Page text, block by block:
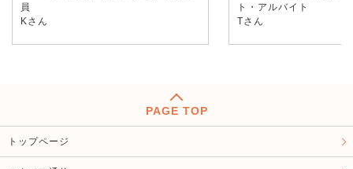
員
Kさん
ト・アルバイト
Tさん
PAGE TOP
トップページ